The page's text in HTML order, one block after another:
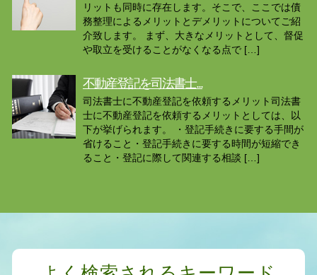
リットも同時に存在します。そこで、ここでは債
務整理によるメリットとデメリットについてご紹
介致します。 まず、大きなメリットとして、督促
や取立を受けることがなくなる点で […]
不動産登記を司法書士...
司法書士に不動産登記を依頼するメリット司法書
士に不動産登記を依頼するメリットとしては、以
下が挙げられます。 ・登記手続きに要する手間が
省けること・登記手続きに要する時間が短縮でき
ること・登記に際して関連する相談 […]